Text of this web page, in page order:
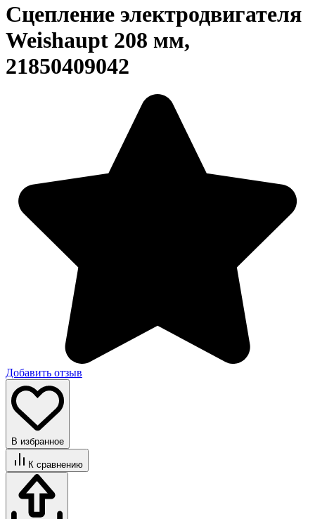
Сцепление электродвигателя
Weishaupt 208 мм,
21850409042
Добавить отзыв
В избранное
К сравнению